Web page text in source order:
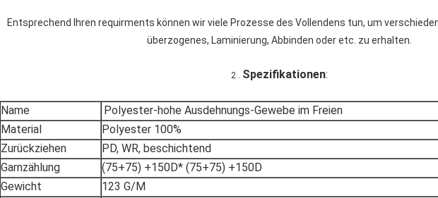
Entsprechend Ihren requirments können wir viele Prozesse des Vollendens tun, um
überzogenes, Laminierung, Abbinden oder etc. zu erhalten.
2 . Spezifikationen:
Name
Polyester-hohe Ausdehnungs-Gewebe im Freien
Material
Polyester 100%
Zurückziehen
PD, WR, beschichtend
Garnzählung
(75+75) +150D* (75+75) +150D
Gewicht
123 G/M